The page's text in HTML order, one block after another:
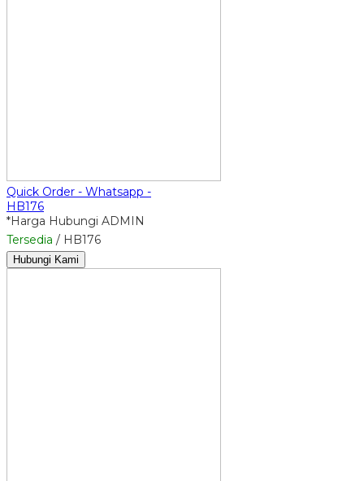
Quick Order - Whatsapp -
HB176
*Harga Hubungi ADMIN
Tersedia / HB176
Hubungi Kami